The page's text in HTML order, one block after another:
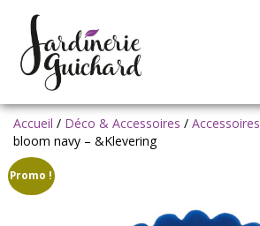
Accueil / Déco & Accessoires / Accessoires
bloom navy – &Klevering
Promo !